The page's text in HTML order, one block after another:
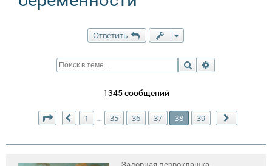
Ответить
Поиск
1345 сообщений
Страница 38 из39
Пред.
1 … 35 36 37 38 39